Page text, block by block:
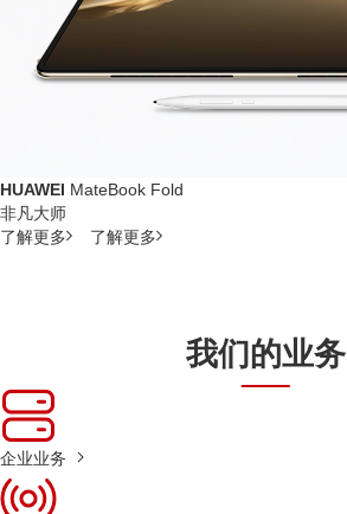
HUAWEI MateBook Fold
非凡大师
了解更多
了解更多
我们的业务
企业业务